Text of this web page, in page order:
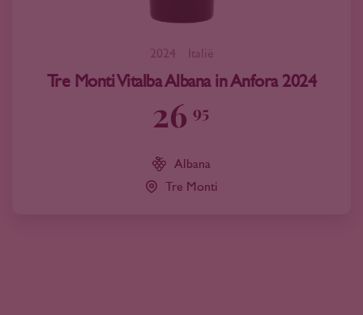
2024 Italië
Tre Monti Vitalba Albana in Anfora 2024
26 95
Albana
Tre Monti